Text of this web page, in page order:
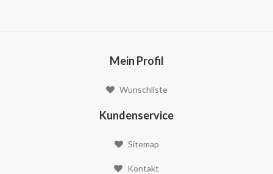
Mein Profil
Wunschliste
Kundenservice
Sitemap
Kontakt